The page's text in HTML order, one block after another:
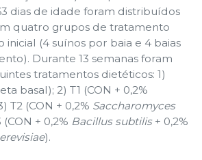
dias de idade foram distribuídos
quatro grupos de tratamento
inicial (4 suínos por baia e 4 baias
Durante 13 semanas foram
tratamentos dietéticos: 1)
basal); 2) T1 (CON + 0,2%
T2 (CON + 0,2% Saccharomyces
+ 0,2% Bacillus subtilis+ 0,2%
).